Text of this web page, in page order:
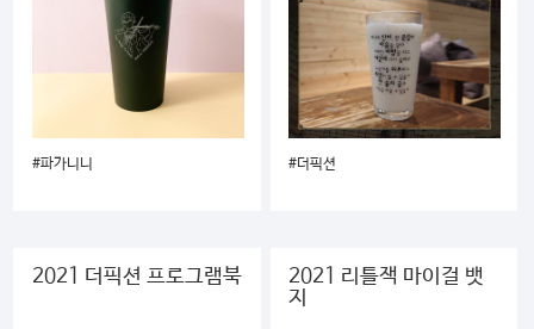
#파가니니 #더픽션
2021 더픽션 프로그램북
2021 리틀잭 마이걸 뱃
지